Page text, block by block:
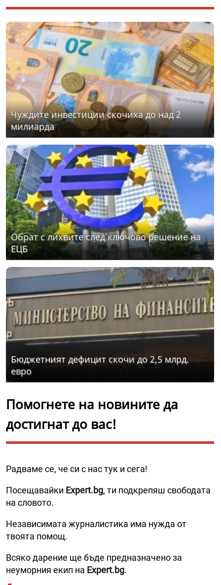
Чуждите инвестиции скочиха до над 2
милиарда
Обрат с лихвите след ключово решение на
ЕЦБ
Бюджетният дефицит скочи до 2,5 млрд.
евро
Помогнете на новините да
достигнат до вас!
Радваме се, че си с нас тук и сега!
Посещавайки Expert.bg, ти подкрепяш свободата
на словото.
Независимата журналистика има нужда от
твоята помощ.
Всяко дарение ще бъде предназначено за
неуморния екип на Expert.bg.